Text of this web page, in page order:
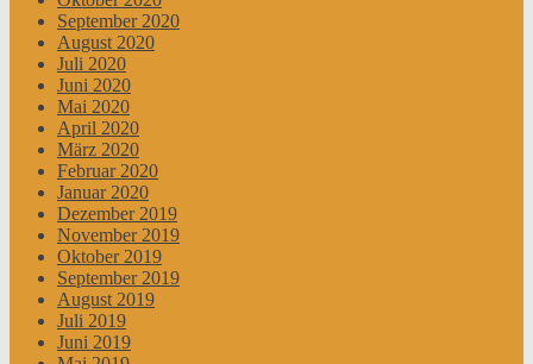
September 2020
August 2020
Juli 2020
Juni 2020
Mai 2020
April 2020
März 2020
Februar 2020
Januar 2020
Dezember 2019
November 2019
Oktober 2019
September 2019
August 2019
Juli 2019
Juni 2019